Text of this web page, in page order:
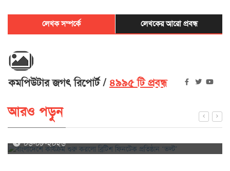
লেখক সম্পর্কে লেখকের আরো প্রবন্ধ
কমপিউটার জগৎ রিপোর্ট ৪৯৯৫ টি প্রবন্ধ
আরও পড়ুন
বাংলাদেশে কার্যক্রম শুরু করলো ব্রিটিশ ফিনটেক প্রতিষ্ঠান ‘ভল্ট’
০৬-০৮-২০২৬